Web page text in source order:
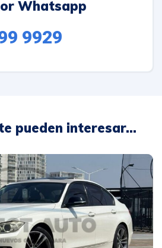
Whatsapp
9929
pueden interesar...